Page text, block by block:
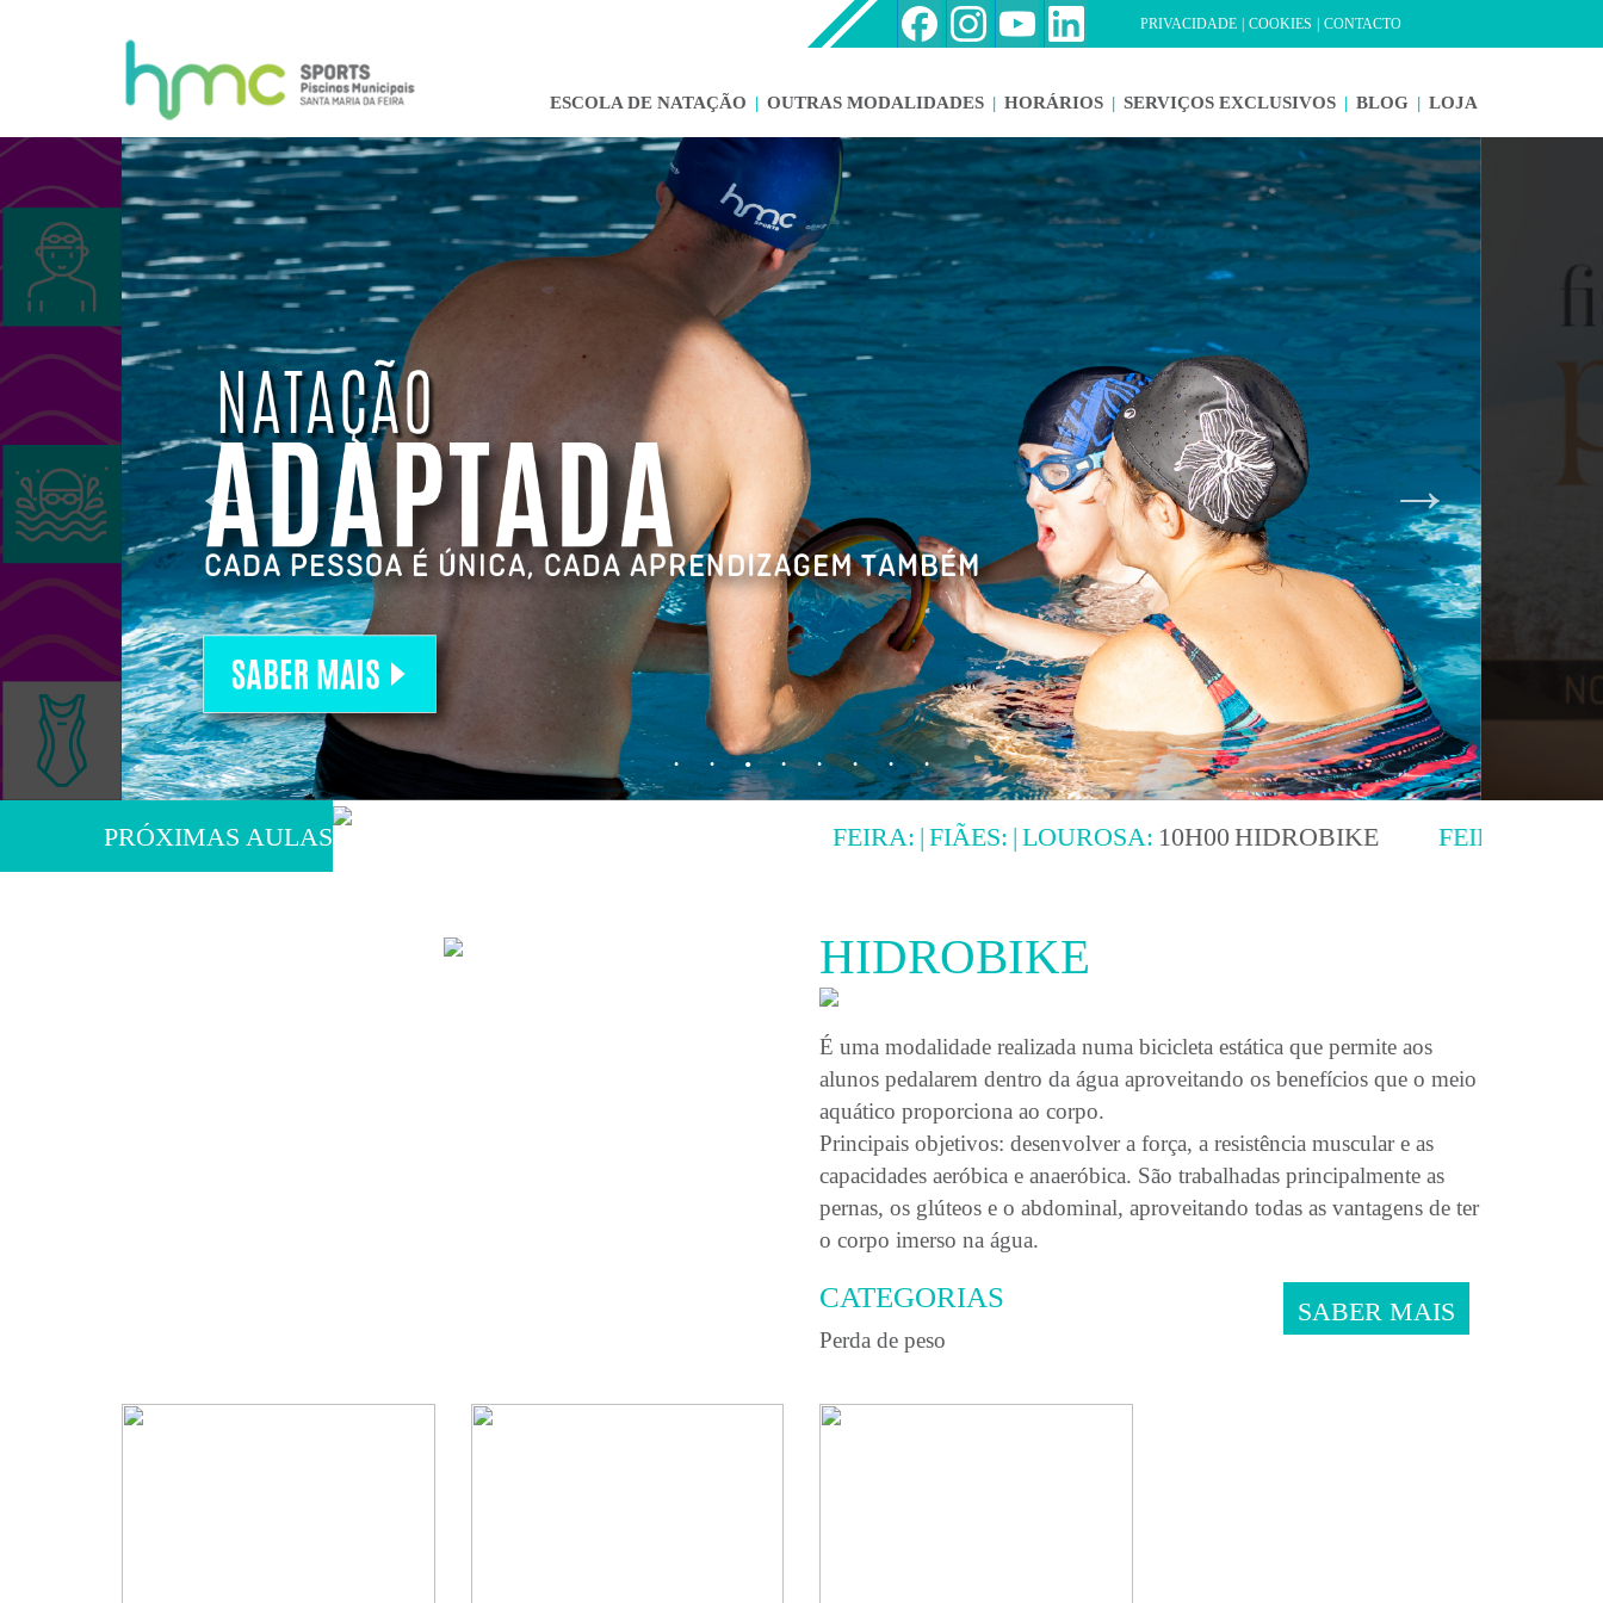
PRIVACIDADE | COOKIES | CONTACTO
ESCOLA DE NATAÇÃO | OUTRAS MODALIDADES | HORÁRIOS | SERVIÇOS EXCLUSIVOS | BLOG | LOJA
PRÓXIMAS AULAS FIÃES:|LOUROSA:10H00HIDROBIKE FEIRA:|FIÃES:|LOUROSA:
HIDROBIKE
É uma modalidade realizada numa bicicleta estática que permite aos
alunos pedalarem dentro da água aproveitando os benefícios que o meio
aquático proporciona ao corpo.
Principais objetivos: desenvolver a força, a resistência muscular e as
capacidades aeróbica e anaeróbica. São trabalhadas principalmente as
pernas, os glúteos e o abdominal, aproveitando todas as vantagens de ter
o corpo imerso na água.
CATEGORIAS
Perda de peso
SABER MAIS